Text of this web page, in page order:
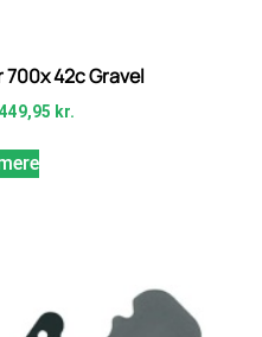
700x 42c Gravel
449,95 kr.